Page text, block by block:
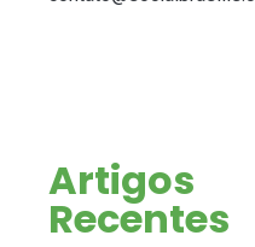
Artigos
Recentes